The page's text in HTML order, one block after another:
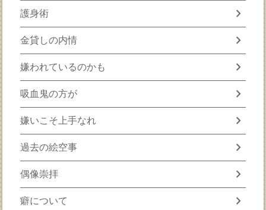
護身術 chevron_right
金貸しの内情 chevron_right
嫌われているのかも chevron_right
吸血鬼の方が chevron_right
嫌いこそ上手なれ chevron_right
過去の絵空事 chevron_right
偶像崇拝 chevron_right
癖について chevron_right